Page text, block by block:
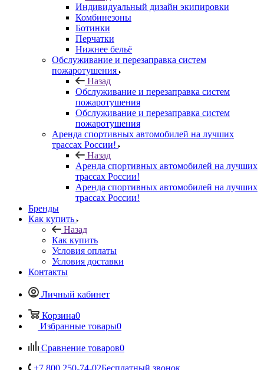
Индивидуальный дизайн экипировки
Комбинезоны
Ботинки
Перчатки
Нижнее бельё
Обслуживание и перезаправка систем
пожаротушения
Назад
Обслуживание и перезаправка систем
пожаротушения
Обслуживание и перезаправка систем
пожаротушения
Аренда спортивных автомобилей на лучших
трассах России!
Назад
Аренда спортивных автомобилей на лучших
трассах России!
Аренда спортивных автомобилей на лучших
трассах России!
Бренды
Как купить
Назад
Как купить
Условия оплаты
Условия доставки
Контакты
Личный кабинет
Корзина0
Избранные товары0
Сравнение товаров0
+7 800 250-74-02Бесплатный звонок